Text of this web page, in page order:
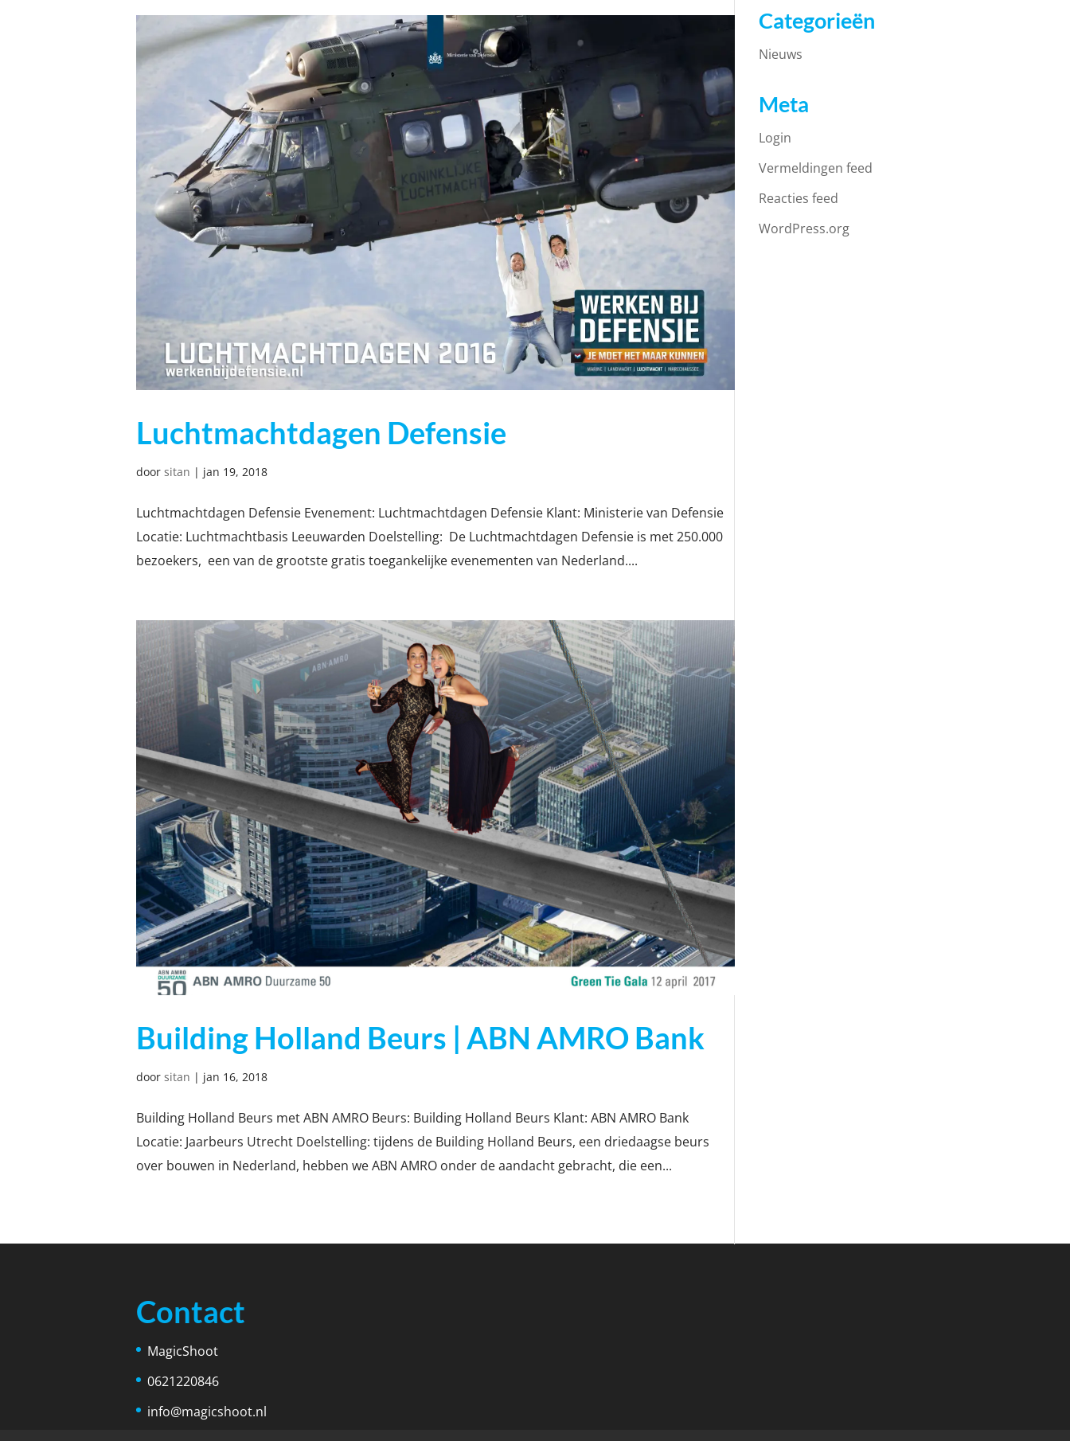
Luchtmachtdagen Defensie
door sitan | jan 19, 2018
Luchtmachtdagen Defensie Evenement: Luchtmachtdagen Defensie Klant: Ministerie van Defensie
Locatie: Luchtmachtbasis Leeuwarden Doelstelling: De Luchtmachtdagen Defensie is met 250.000
bezoekers, een van de grootste gratis toegankelijke evenementen van Nederland....
Building Holland Beurs | ABN AMRO Bank
door sitan | jan 16, 2018
Building Holland Beurs met ABN AMRO Beurs: Building Holland Beurs Klant: ABN AMRO Bank
Locatie: Jaarbeurs Utrecht Doelstelling: tijdens de Building Holland Beurs, een driedaagse beurs
over bouwen in Nederland, hebben we ABN AMRO onder de aandacht gebracht, die een...
Categorieën
Nieuws
Meta
Login
Vermeldingen feed
Reacties feed
WordPress.org
Contact
MagicShoot
0621220846
info@magicshoot.nl